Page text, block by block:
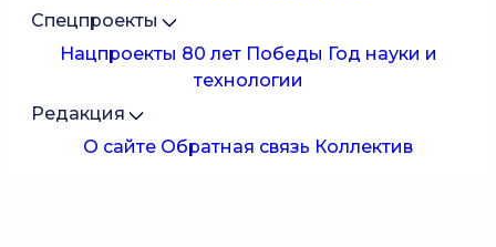
Спецпроекты
Нацпроекты 80 лет Победы Год науки и
технологии
Редакция
О сайте Обратная связь Коллектив